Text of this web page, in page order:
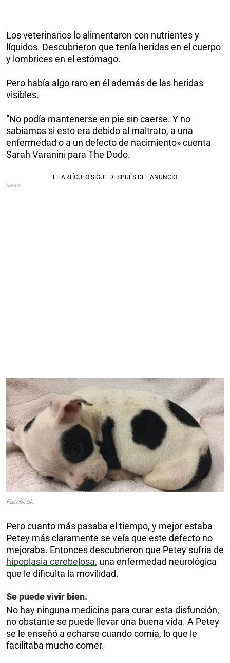
Los veterinarios lo alimentaron con nutrientes y
líquidos. Descubrieron que tenía heridas en el cuerpo
y lombrices en el estómago.
Pero había algo raro en él además de las heridas
visibles.
”No podía mantenerse en pie sin caerse. Y no
sabíamos si esto era debido al maltrato, a una
enfermedad o a un defecto de nacimiento» cuenta
Sarah Varanini para The Dodo.
Facebook
Pero cuanto más pasaba el tiempo, y mejor estaba
Petey más claramente se veía que este defecto no
mejoraba. Entonces descubrieron que Petey sufría de
hipoplasia cerebelosa, una enfermedad neurológica
que le dificulta la movilidad.
Se puede vivir bien.
No hay ninguna medicina para curar esta disfunción,
no obstante se puede llevar una buena vida. A Petey
se le enseñó a echarse cuando comía, lo que le
facilitaba mucho comer.